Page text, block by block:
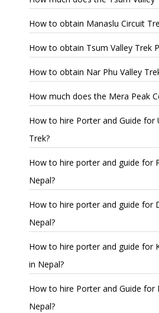
How to obtain Manaslu Circuit
How to obtain Tsum Valley Trek
How to obtain Nar Phu Valley
How much does the Mera Peak
How to hire Porter and Guide for
Trek?
How to hire porter and guide for
Nepal?
How to hire porter and guide for
Nepal?
How to hire porter and guide for
in Nepal?
How to hire Porter and Guide for
Nepal?